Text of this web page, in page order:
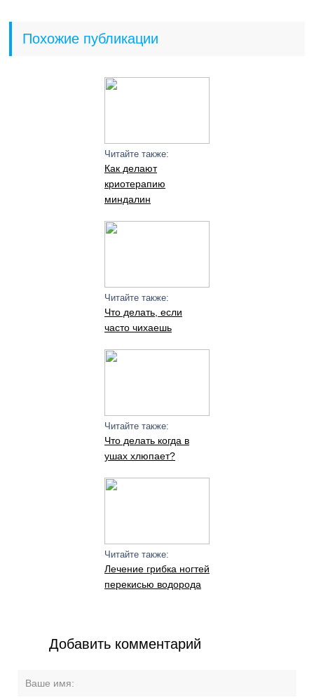
Похожие публикации
Читайте также:
Как делают
криотерапию
миндалин
Читайте также:
Что делать, если
часто чихаешь
Читайте также:
Что делать когда в
ушах хлюпает?
Читайте также:
Лечение грибка ногтей
перекисью водорода
Добавить комментарий